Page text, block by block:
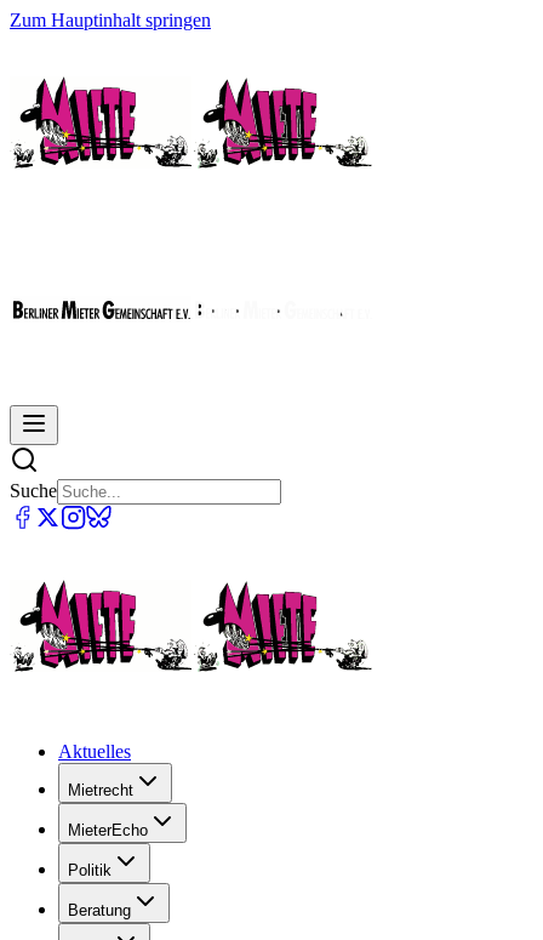
Zum Hauptinhalt springen
Suche
Aktuelles
Mietrecht
MieterEcho
Politik
Beratung